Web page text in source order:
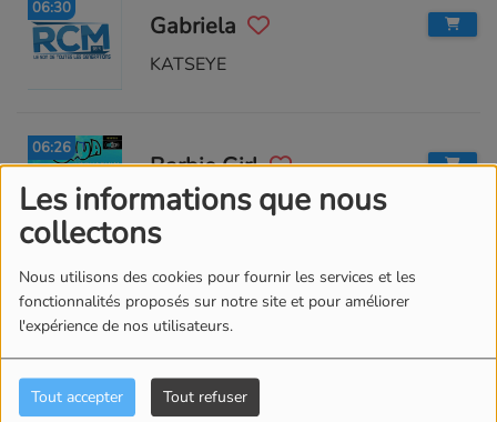
Les informations que nous
collectons
Nous utilisons des cookies pour fournir les services et les
fonctionnalités proposés sur notre site et pour améliorer
l'expérience de nos utilisateurs.
Tout accepter Tout refuser
06:30
Gabriela
KATSEYE
06:26
Barbie Girl
Aqua
06:22
Le braquage des sentiments